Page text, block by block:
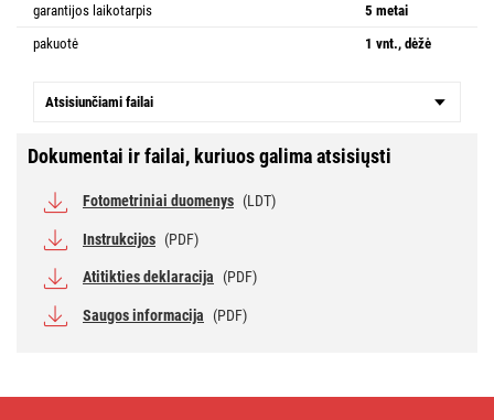
garantijos laikotarpis
5 metai
pakuotė
1 vnt., dėžė
Atsisiunčiami failai
Dokumentai ir failai, kuriuos galima atsisiųsti
Fotometriniai duomenys (LDT)
Instrukcijos (PDF)
Atitikties deklaracija (PDF)
Saugos informacija (PDF)